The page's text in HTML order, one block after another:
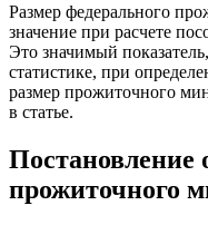
Размер федерального
значение при расчете
Это значимый
статистике, при
размер прожиточного
в статье.
Постановление
прожиточного